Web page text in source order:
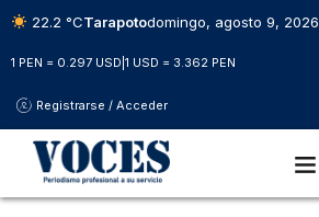
22.2 °CTarapotodomingo, agosto 9, 2026
1 PEN = 0.297 USD 1 USD = 3.362 PEN
Registrarse / Acceder